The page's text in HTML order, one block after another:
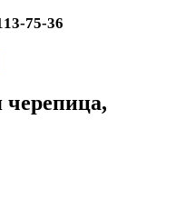
75-36
черепица,